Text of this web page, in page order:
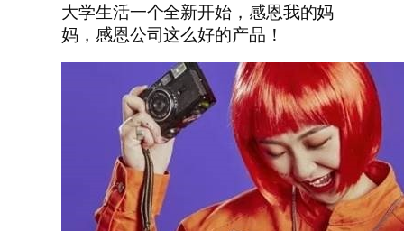
大学生活一个全新开始，感恩我的妈
妈，感恩公司这么好的产品！